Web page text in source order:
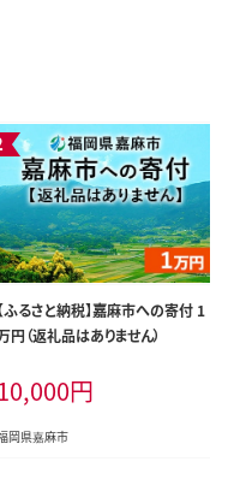
【ふるさと納税】嘉麻市への寄付 1
円（返礼品はありません）
円
岡県嘉麻市